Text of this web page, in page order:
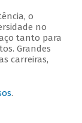
o
no
tanto para
Grandes
carreiras,
.